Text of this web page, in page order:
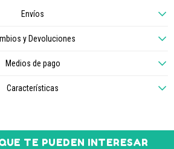
Envíos
y Devoluciones
Medios de pago
Características
TE PUEDEN INTERESAR